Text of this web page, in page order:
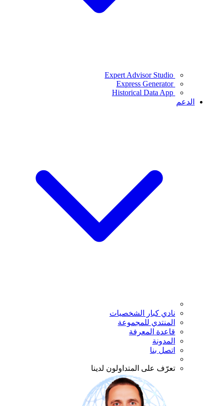
Expert Advisor Studio
Express Generator
Historical Data App
الدعم
نادي كبار الشخصيات
المنتدي للمجموعة
قاعدة المعرفة
المدونة
اتصل بنا
تعرّف على المتداولون لدينا